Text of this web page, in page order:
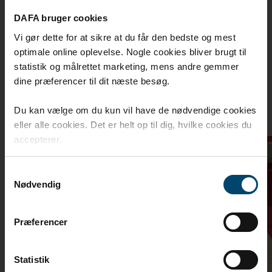
DAFA bruger cookies
Vi gør dette for at sikre at du får den bedste og mest
optimale online oplevelse. Nogle cookies bliver brugt til
statistik og målrettet marketing, mens andre gemmer
dine præferencer til dit næste besøg.
Du kan vælge om du kun vil have de nødvendige cookies
eller alle cookies. Det er helt op til dig, hvilke cookies du
accepterer.
Nødvendig
Præferencer
Statistik
Relaterte produkter
Tilbehørsprodukter relatert til DAFA